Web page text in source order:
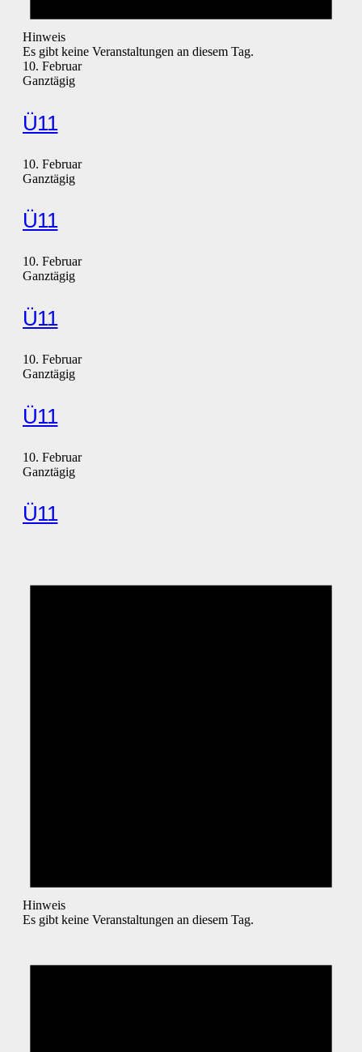
Hinweis
Es gibt keine Veranstaltungen an diesem Tag.
10. Februar
Ganztägig
Ü11
10. Februar
Ganztägig
Ü11
10. Februar
Ganztägig
Ü11
10. Februar
Ganztägig
Ü11
10. Februar
Ganztägig
Ü11
Hinweis
Es gibt keine Veranstaltungen an diesem Tag.